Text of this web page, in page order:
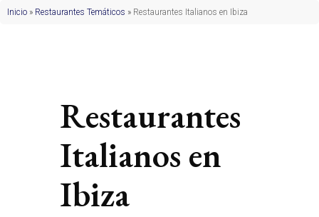
Inicio » Restaurantes Temáticos » Restaurantes Italianos en Ibiza
Restaurantes
Italianos en
Ibiza